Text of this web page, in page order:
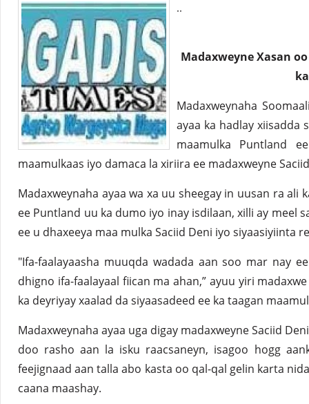
..
Madaxweyne Xasan
Madaxweynaha
ayaa ka hadlay xiisadda
maamulka Puntland
maamulkaas iyo damaca la xiriira ee madaxweyne
Madaxweynaha ayaa wa xa uu sheegay in uusan ra ali
ee Puntland uu ka dumo iyo inay isdilaan, xilli ay meel
ee u dhaxeeya maa mulka Saciid Deni iyo siyaasiyiinta
"Ifa-faalayaasha muuqda wadada aan soo mar nay
dhigno ifa-faalayaal fiican ma ahan,” ayuu yiri
ka deyriyay xaalad da siyaasadeed ee ka taagan
Madaxweynaha ayaa uga digay madaxweyne Saciid
doo rasho aan la isku raacsaneyn, isagoo hogg
feejignaad aan talla abo kasta oo qal-qal gelin karta
caana maashay.